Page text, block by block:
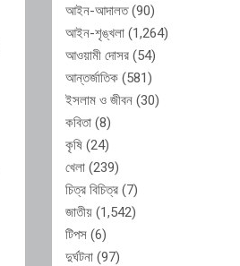
আইন-আদালত(90)
আইন-শৃঙ্খলা (1,264)
আওয়ামী দোসর (54)
আন্তর্জাতিক (581)
ইসলাম ও জীবন (30)
কবিতা (8)
কৃষি (24)
খেলা (239)
চিত্র বিচিত্র (7)
জাতীয় (1,542)
টিপস (6)
দুর্ঘটনা (97)